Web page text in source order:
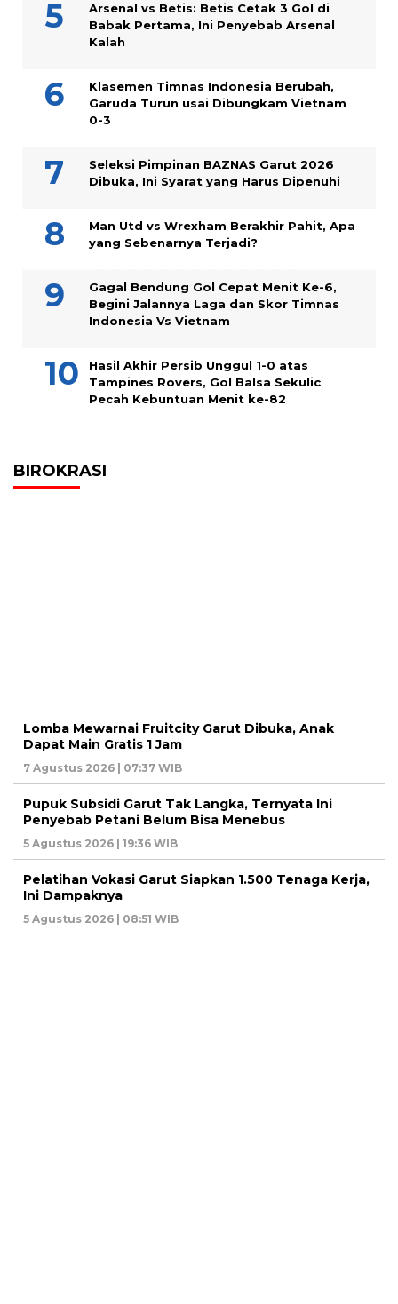
Arsenal vs Betis: Betis Cetak 3 Gol di
Babak Pertama, Ini Penyebab Arsenal
Kalah
Klasemen Timnas Indonesia Berubah,
Garuda Turun usai Dibungkam Vietnam
0-3
Seleksi Pimpinan BAZNAS Garut 2026
Dibuka, Ini Syarat yang Harus Dipenuhi
Man Utd vs Wrexham Berakhir Pahit, Apa
yang Sebenarnya Terjadi?
Gagal Bendung Gol Cepat Menit Ke-6,
Begini Jalannya Laga dan Skor Timnas
Indonesia Vs Vietnam
Hasil Akhir Persib Unggul 1-0 atas
Tampines Rovers, Gol Balsa Sekulic
Pecah Kebuntuan Menit ke-82
BIROKRASI
Lomba Mewarnai Fruitcity Garut Dibuka, Anak
Dapat Main Gratis 1 Jam
7 Agustus 2026 | 07:37 WIB
Pupuk Subsidi Garut Tak Langka, Ternyata Ini
Penyebab Petani Belum Bisa Menebus
5 Agustus 2026 | 19:36 WIB
Pelatihan Vokasi Garut Siapkan 1.500 Tenaga Kerja,
Ini Dampaknya
5 Agustus 2026 | 08:51 WIB